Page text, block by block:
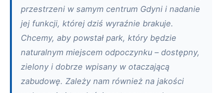
przestrzeni w samym centrum Gdyni i nadanie
jej funkcji, której dziś wyraźnie brakuje.
Chcemy, aby powstał park, który będzie
naturalnym miejscem odpoczynku – dostępny,
zielony i dobrze wpisany w otaczającą
zabudowę. Zależy nam również na jakości